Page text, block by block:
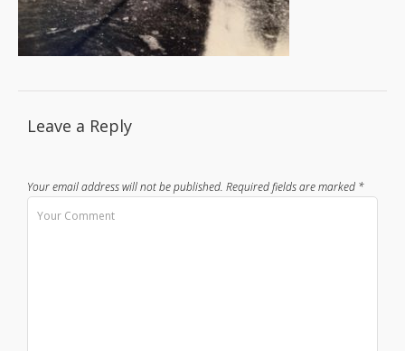
Leave a Reply
Your email address will not be published. Required fields are marked *